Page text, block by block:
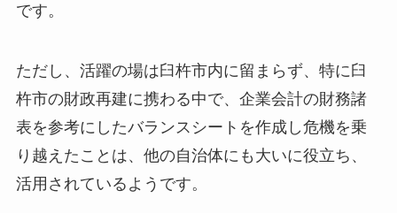
です。
ただし、活躍の場は臼杵市内に留まらず、特に臼
杵市の財政再建に携わる中で、企業会計の財務諸
表を参考にしたバランスシートを作成し危機を乗
り越えたことは、他の自治体にも大いに役立ち、
活用されているようです。